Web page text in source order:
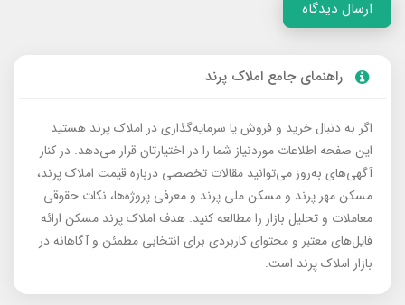
ارسال دیدگاه
راهنمای جامع املاک پرند
اگر به دنبال خرید و فروش یا سرمایه‌گذاری در املاک پرند هستید
این صفحه اطلاعات موردنیاز شما را در اختیارتان قرار می‌دهد. در کنار
آگهی‌های به‌روز می‌توانید مقالات تخصصی درباره قیمت املاک پرند،
مسکن مهر پرند و مسکن ملی پرند و معرفی پروژه‌ها، نکات حقوقی
معاملات و تحلیل بازار را مطالعه کنید. هدف املاک پرند مسکن ارائه
فایل‌های معتبر و محتوای کاربردی برای انتخابی مطمئن و آگاهانه در
بازار املاک پرند است.